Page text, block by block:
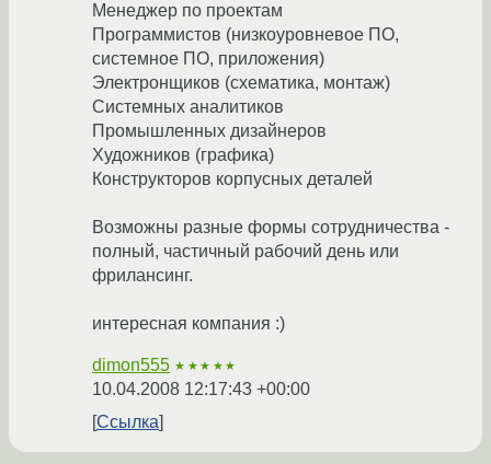
Менеджер по проектам
Программистов (низкоуровневое ПО,
системное ПО, приложения)
Электронщиков (схематика, монтаж)
Системных аналитиков
Промышленных дизайнеров
Художников (графика)
Конструкторов корпусных деталей
Возможны разные формы сотрудничества -
полный, частичный рабочий день или
фрилансинг.
интересная компания :)
dimon555 ★★★★★
10.04.2008 12:17:43 +00:00
Ссылка